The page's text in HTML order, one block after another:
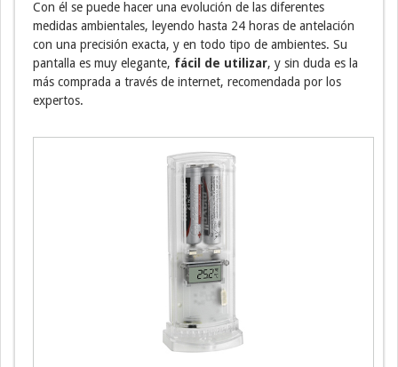
Con él se puede hacer una evolución de las diferentes
medidas ambientales, leyendo hasta 24 horas de antelación
con una precisión exacta, y en todo tipo de ambientes. Su
pantalla es muy elegante, fácil de utilizar, y sin duda es la
más comprada a través de internet, recomendada por los
expertos.